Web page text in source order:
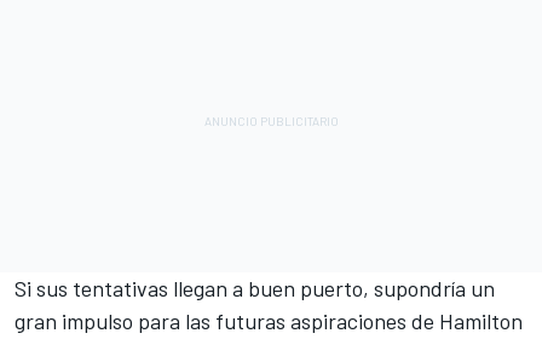
Si sus tentativas llegan a buen puerto, supondría un
gran impulso para las futuras aspiraciones de Hamilton